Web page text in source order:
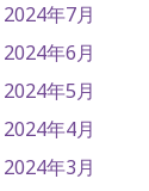
2024年7月
2024年6月
2024年5月
2024年4月
2024年3月